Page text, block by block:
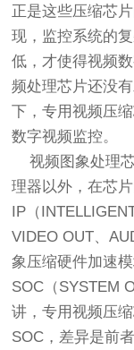
正是这些压缩芯
现，监控系统的
低，才使得视频
频处理芯片还没
下，专用视频压
数字视频监控。
视频图象处理芯
理器以外，在芯
IP（
VIDEO OUT、
象压缩硬件加速
SOC（SYSTEM
讲，专用视频压
SOC，差异是前